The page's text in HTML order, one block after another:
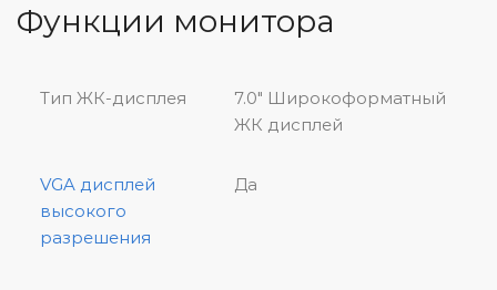
Функции монитора
Тип ЖК-дисплея
7.0″ Широкоформатный
ЖК дисплей
VGA дисплей
высокого
разрешения
Да